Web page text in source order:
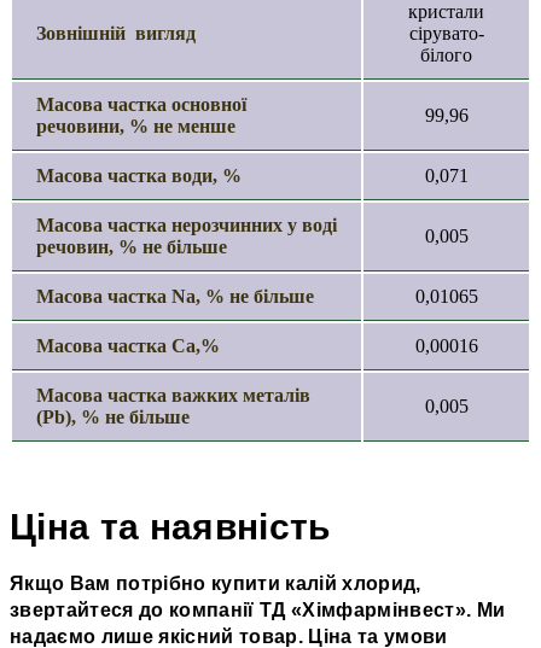
Зовнішній вигляд
кристали
сірувато-
білого
Масова частка основної
речовини, % не менше
99,96
Масова частка води, % 0,071
Масова частка нерозчинних у воді
речовин, % не більше
0,005
Масова частка Na, % не більше 0,01065
Масова частка Ca,% 0,00016
Масова частка важких металів
(Pb), % не більше
0,005
Ціна та наявність
Якщо Вам потрібно купити калій хлорид,
звертайтеся до компанії ТД «Хімфармінвест». Ми
надаємо лише якісний товар. Ціна та умови